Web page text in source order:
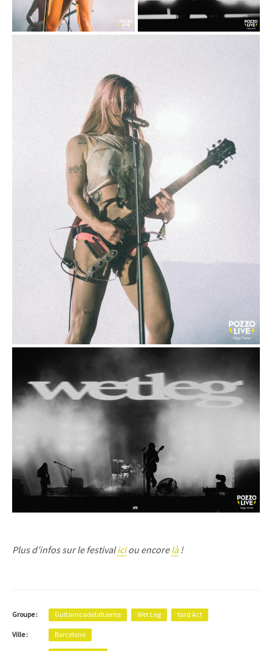
Plus d’infos sur le festivaliciou encorelà!
Groupe : Guitarricadelafuente Wet Leg Yard Act
Ville : Barcelone